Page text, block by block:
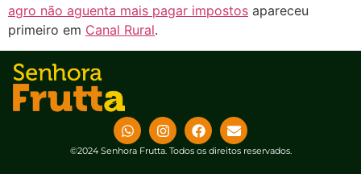
agro não aguenta mais pagar impostos apareceu
primeiro em Canal Rural.
©2024 Senhora Frutta. Todos os direitos reservados.